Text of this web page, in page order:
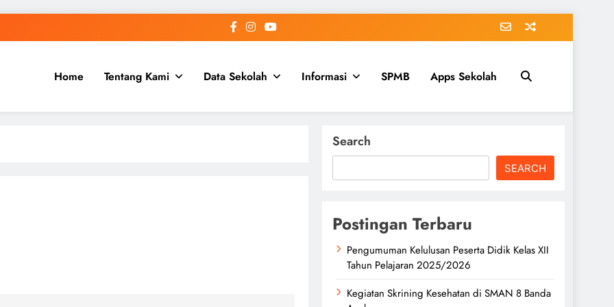
Home Tentang Kami Data Sekolah Informasi SPMB Apps Sekolah
Search
SEARCH
Postingan Terbaru
Pengumuman Kelulusan Peserta Didik Kelas XII
Tahun Pelajaran 2025/2026
Kegiatan Skrining Kesehatan di SMAN 8 Banda